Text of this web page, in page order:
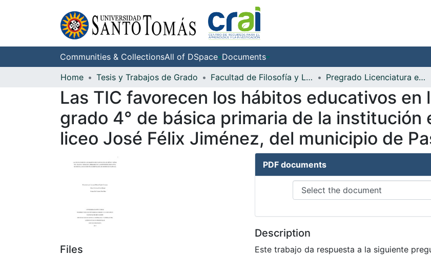
Communities & CollectionsAll of DSpace Documents
Home
Tesis y Trabajos de Grado Facultad de Filosofía y Letras Pregrado Licenciatura en Filosofía y Lengua Castellana
Las TIC favorecen los hábitos educativos en
grado 4° de básica primaria de la institución
liceo José Félix Jiménez, del municipio de
Files
PDF documents
Description
Este trabajo da respuesta a la siguiente